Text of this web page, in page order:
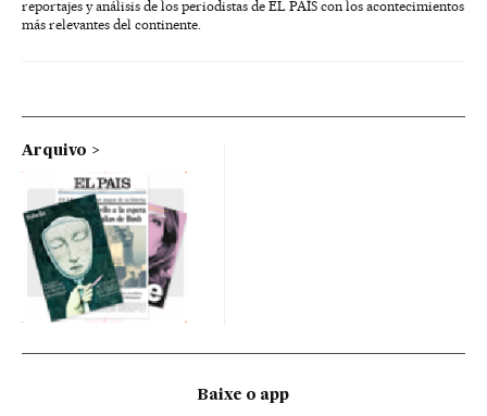
reportajes y análisis de los periodistas de EL PAÍS con los acontecimientos
más relevantes del continente.
Arquivo
Baixe o app